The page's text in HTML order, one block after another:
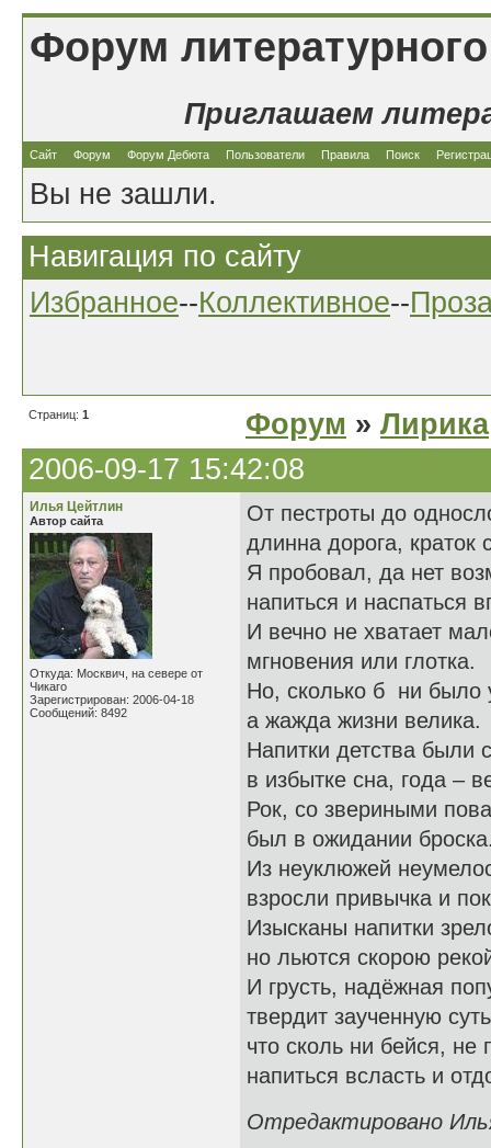
Форум
Приглашаем
Сайт Форум Форум Дебюта Пользователи Правила Поиск
Вы не зашли.
Навигация по сайту
Избранное--Коллективное--
Страниц: 1 Форум » Лирика
2006-09-17 15:42:08
Илья Цейтлин
Автор сайта
Откуда: Москвич, на севере от
Чикаго
Зарегистрирован: 2006-04-18
Сообщений: 8492
От пестроты до
длинна дорога, краток
Я пробовал, да нет
напиться и наспаться
И вечно не хватает
мгновения или глотка.
Но, сколько б ни было
а жажда жизни велика.
Напитки детства были
в избытке сна, года –
Рок, со звериными
был в ожидании
Из неуклюжей
взросли привычка и
Изысканы напитки
но льются скорою
И грусть, надёжная
твердит заученную
что сколь ни бейся, не
напиться всласть и
Отредактировано